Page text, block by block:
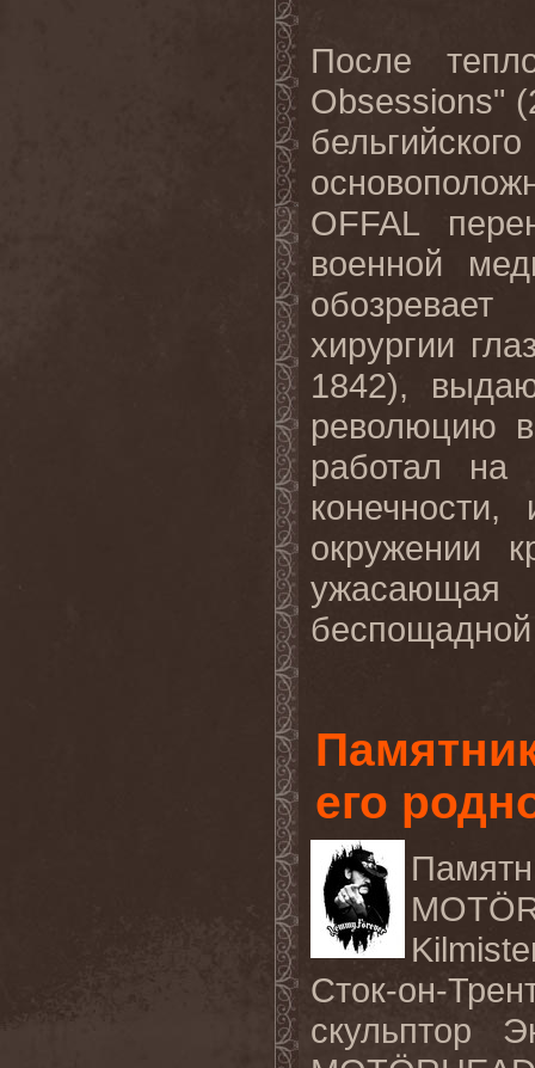
После
Obsessions"
OFFAL
военной
хирургии
1842),
революцию
работал на
окружении
ужасающая
беспощадной
его
MOTÖ
Сток-он-
скульптор